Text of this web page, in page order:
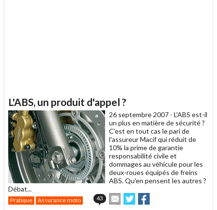
L'ABS, un produit d'appel ?
26 septembre 2007 - L'ABS est-il
un plus en matière de sécurité ?
C'est en tout cas le pari de
l'assureur Macif qui réduit de
10% la prime de garantie
responsabilité civile et
dommages au véhicule pour les
deux-roues équipés de freins
ABS. Qu'en pensent les autres ?
Débat...
Pratique Assurance moto 43
Envoyer
cet
Partager
sur sur